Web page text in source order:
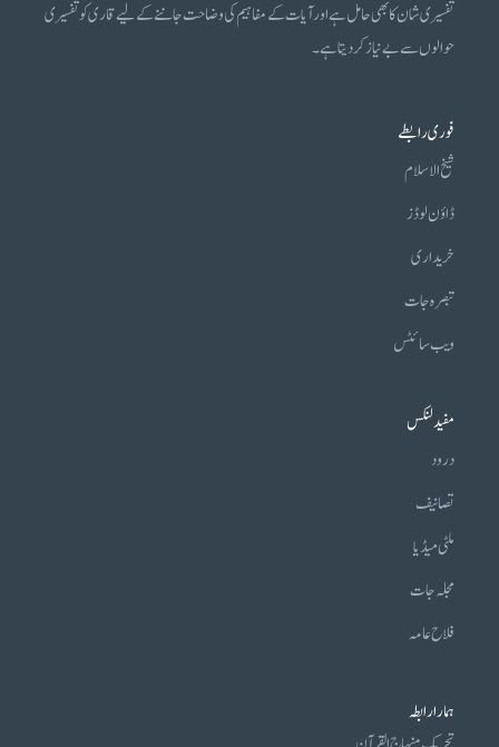
تفسیری شان کا بھی حامل ہے اور آیات کے مفاہیم کی وضاحت جاننے کے لیے قاری کو تفسیری
حوالوں سے بے نیاز کر دیتا ہے۔
فوری رابطے
شیخ الاسلام
ڈاؤن لوڈز
خریداری
تبصرہ جات
ویب سائٹس
مفید لنکس
درود
تصانیف
ملٹی میڈیا
مجلہ جات
فلاح عامہ
ہمارا رابطہ